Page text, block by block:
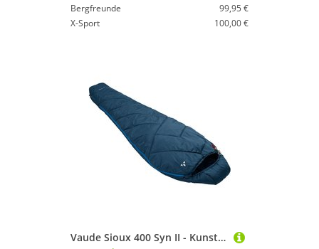
Bergfreunde
99,95 €
X-Sport
100,00 €
Vaude Sioux 400 Syn II - Kunstfaserschlafsack